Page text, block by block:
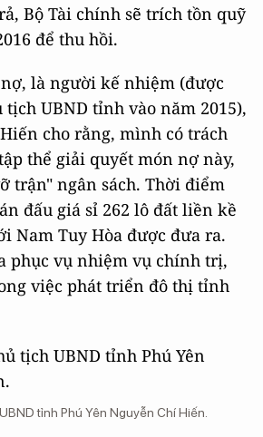
Bộ Tài chính sẽ trích tồn quỹ
để thu hồi.
là người kế nhiệm (được
tịch UBND tỉnh vào năm 2015),
cho rằng, mình có trách
thể giải quyết món nợ này,
trận" ngân sách. Thời điểm
đấu giá sỉ 262 lô đất liền kề
Nam Tuy Hòa được đưa ra.
phục vụ nhiệm vụ chính trị,
việc phát triển đô thị tỉnh
tỉnh Phú Yên Nguyễn Chí Hiến.